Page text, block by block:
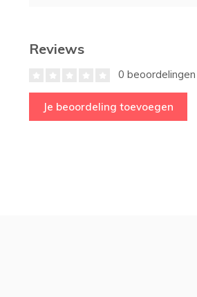
Reviews
0 beoordelingen
Je beoordeling toevoegen